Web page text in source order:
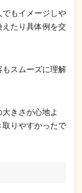
もイメージしや
たり具体例を交
スムーズに理解
きさが心地よ
取りやすかったで